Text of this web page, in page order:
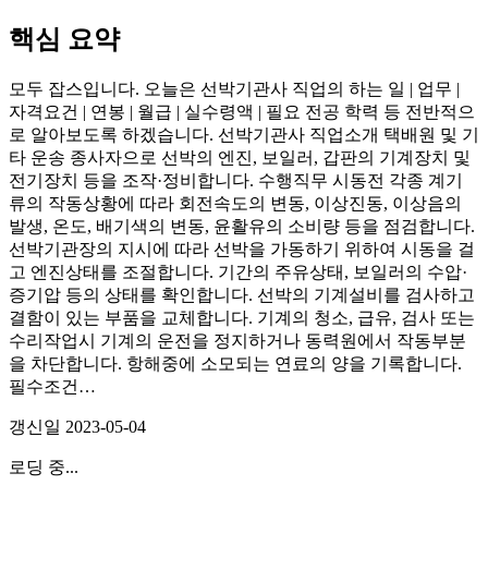
핵심 요약
모두 잡스입니다. 오늘은 선박기관사 직업의 하는 일 | 업무 |
자격요건 | 연봉 | 월급 | 실수령액 | 필요 전공 학력 등 전반적으
로 알아보도록 하겠습니다. 선박기관사 직업소개 택배원 및 기
타 운송 종사자으로 선박의 엔진, 보일러, 갑판의 기계장치 및
전기장치 등을 조작·정비합니다. 수행직무 시동전 각종 계기
류의 작동상황에 따라 회전속도의 변동, 이상진동, 이상음의
발생, 온도, 배기색의 변동, 윤활유의 소비량 등을 점검합니다.
선박기관장의 지시에 따라 선박을 가동하기 위하여 시동을 걸
고 엔진상태를 조절합니다. 기간의 주유상태, 보일러의 수압·
증기압 등의 상태를 확인합니다. 선박의 기계설비를 검사하고
결함이 있는 부품을 교체합니다. 기계의 청소, 급유, 검사 또는
수리작업시 기계의 운전을 정지하거나 동력원에서 작동부분
을 차단합니다. 항해중에 소모되는 연료의 양을 기록합니다.
필수조건…
갱신일 2023-05-04
로딩 중...